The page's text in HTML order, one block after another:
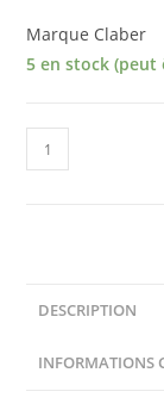
Marque Claber
5 en stock (peut
quantité
de
DESCRIPTION
INFORMATIONS